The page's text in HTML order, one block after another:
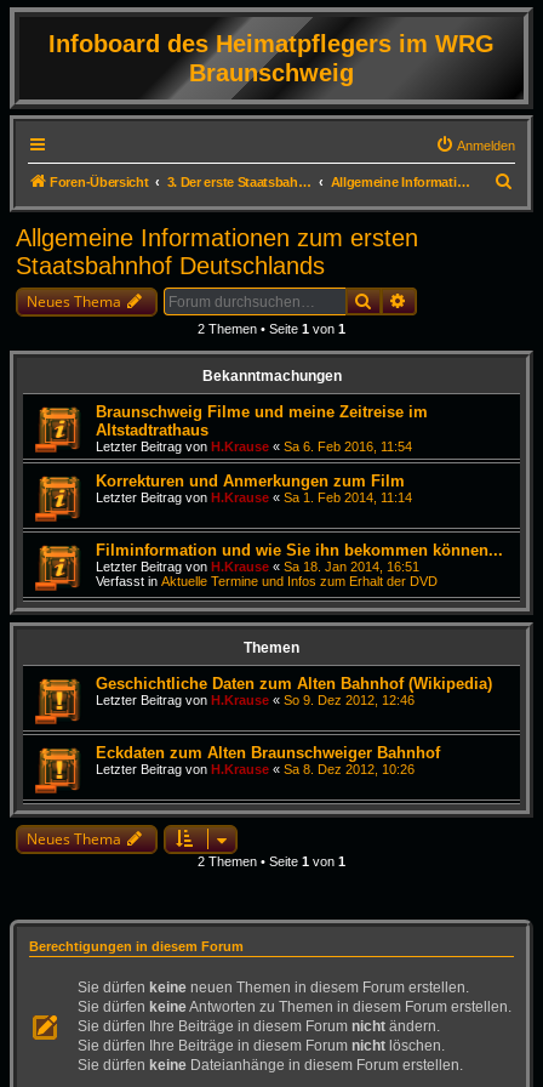
Infoboard des Heimatpflegers im WRG
Braunschweig
Anmelden
Foren-Übersicht 3. Der erste Staatsbahnhof Deutschlands in Braunschweig Allgemeine Informationen zum ersten Staatsbahnhof Deutschlands
u
Allgemeine Informationen zum ersten
Staatsbahnhof Deutschlands
Neues Thema SucheErweiterte Suche
2 Themen • Seite 1 von 1
Bekanntmachungen
Braunschweig Filme und meine Zeitreise im
Altstadtrathaus
Letzter Beitrag von H.Krause « Sa 6. Feb 2016, 11:54
Korrekturen und Anmerkungen zum Film
Letzter Beitrag von H.Krause « Sa 1. Feb 2014, 11:14
Filminformation und wie Sie ihn bekommen können...
Letzter Beitrag von H.Krause « Sa 18. Jan 2014, 16:51
Verfasst in Aktuelle Termine und Infos zum Erhalt der DVD
Themen
Geschichtliche Daten zum Alten Bahnhof (Wikipedia)
Letzter Beitrag von H.Krause « So 9. Dez 2012, 12:46
Eckdaten zum Alten Braunschweiger Bahnhof
Letzter Beitrag von H.Krause « Sa 8. Dez 2012, 10:26
Neues Thema
2 Themen • Seite 1 von 1
Berechtigungen in diesem Forum
Sie dürfen keine neuen Themen in diesem Forum erstellen.
Sie dürfen keineAntworten zu Themen in diesem Forum erstellen.
Sie dürfen Ihre Beiträge in diesem Forum nicht ändern.
Sie dürfen Ihre Beiträge in diesem Forum nicht löschen.
Sie dürfen keine Dateianhänge in diesem Forum erstellen.